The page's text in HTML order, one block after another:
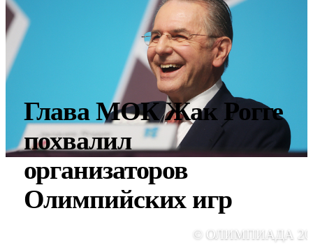
Глава МОК Жак Рогге
похвалил
организаторов
Олимпийских игр
© ОЛИМПИАДА